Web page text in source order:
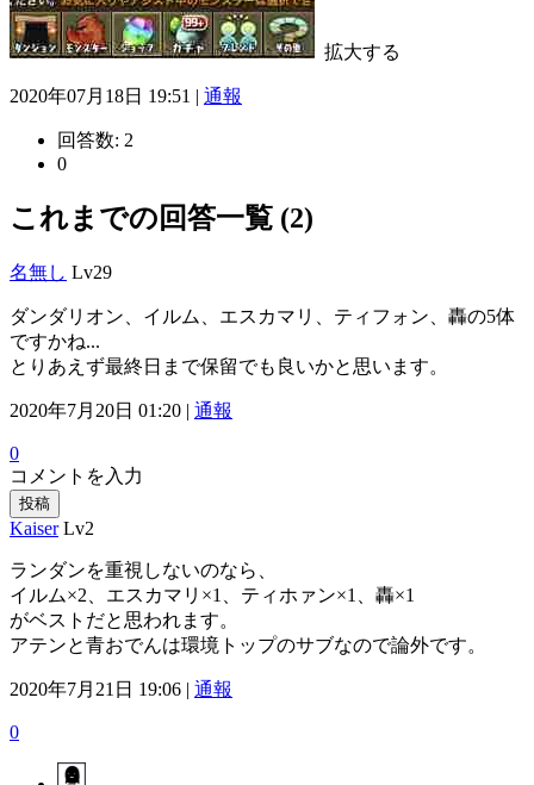
拡大する
2020年07月18日 19:51 | 通報
回答数: 2
0
これまでの回答一覧 (2)
名無し Lv29
ダンダリオン、イルム、エスカマリ、ティフォン、轟の5体
ですかね...
とりあえず最終日まで保留でも良いかと思います。
2020年7月20日 01:20 | 通報
0
コメントを入力
投稿
Kaiser Lv2
ランダンを重視しないのなら、
イルム×2、エスカマリ×1、ティホァン×1、轟×1
がベストだと思われます。
アテンと青おでんは環境トップのサブなので論外です。
2020年7月21日 19:06 | 通報
0